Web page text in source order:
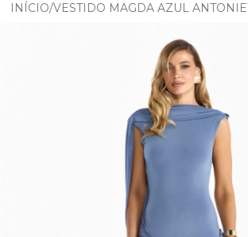
INÍCIO VESTIDO MAGDA AZUL